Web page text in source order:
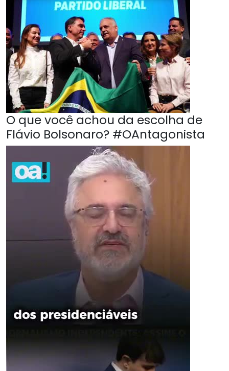
O que você achou da escolha de
Flávio Bolsonaro? #OAntagonista